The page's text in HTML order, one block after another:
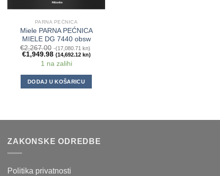
PARNA PEĆNICA
Miele PARNA PEĆNICA
MIELE DG 7440 obsw
€2,267.00 (17,080.71 kn)
€1,949.98 (14,692.12 kn)
1 na zalihi
DODAJ U KOŠARICU
ZAKONSKE ODREDBE
Politika privatnosti